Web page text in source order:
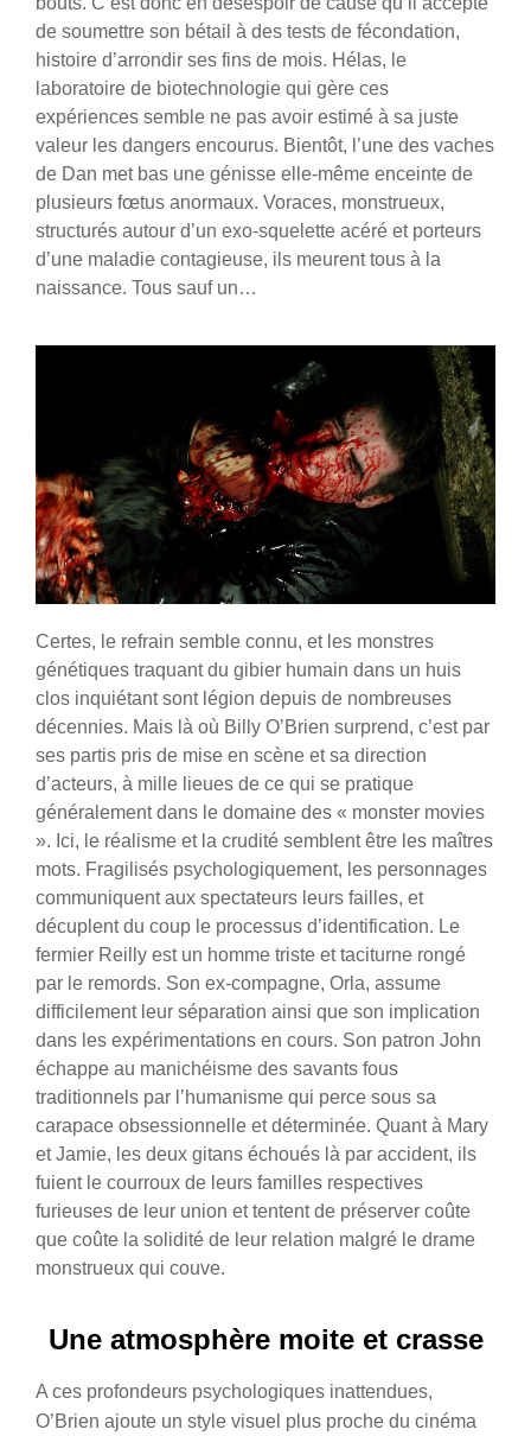
de soumettre son bétail à des tests de fécondation,
histoire d’arrondir ses fins de mois. Hélas, le
laboratoire de biotechnologie qui gère ces
expériences semble ne pas avoir estimé à sa juste
valeur les dangers encourus. Bientôt, l’une des vaches
de Dan met bas une génisse elle-même enceinte de
plusieurs fœtus anormaux. Voraces, monstrueux,
structurés autour d’un exo-squelette acéré et porteurs
d’une maladie contagieuse, ils meurent tous à la
naissance. Tous sauf un…
Certes, le refrain semble connu, et les monstres
génétiques traquant du gibier humain dans un huis
clos inquiétant sont légion depuis de nombreuses
décennies. Mais là où Billy O’Brien surprend, c’est par
ses partis pris de mise en scène et sa direction
d’acteurs, à mille lieues de ce qui se pratique
généralement dans le domaine des « monster movies
». Ici, le réalisme et la crudité semblent être les maîtres
mots. Fragilisés psychologiquement, les personnages
communiquent aux spectateurs leurs failles, et
décuplent du coup le processus d’identification. Le
fermier Reilly est un homme triste et taciturne rongé
par le remords. Son ex-compagne, Orla, assume
difficilement leur séparation ainsi que son implication
dans les expérimentations en cours. Son patron John
échappe au manichéisme des savants fous
traditionnels par l’humanisme qui perce sous sa
carapace obsessionnelle et déterminée. Quant à Mary
et Jamie, les deux gitans échoués là par accident, ils
fuient le courroux de leurs familles respectives
furieuses de leur union et tentent de préserver coûte
que coûte la solidité de leur relation malgré le drame
monstrueux qui couve.
Une atmosphère moite et crasse
A ces profondeurs psychologiques inattendues,
O’Brien ajoute un style visuel plus proche du cinéma